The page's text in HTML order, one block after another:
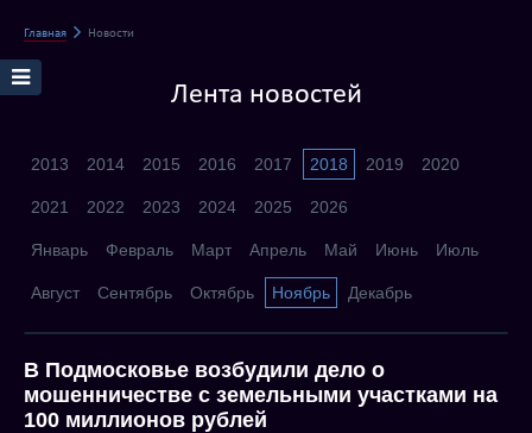
Главная Новости
Лента новостей
2013 2014 2015 2016 2017 2018 2019 2020
2021 2022 2023 2024 2025 2026
Январь Февраль Март Апрель Май Июнь Июль
Август Сентябрь Октябрь Ноябрь Декабрь
В Подмосковье возбудили дело о
мошенничестве с земельными участками на
100 миллионов рублей